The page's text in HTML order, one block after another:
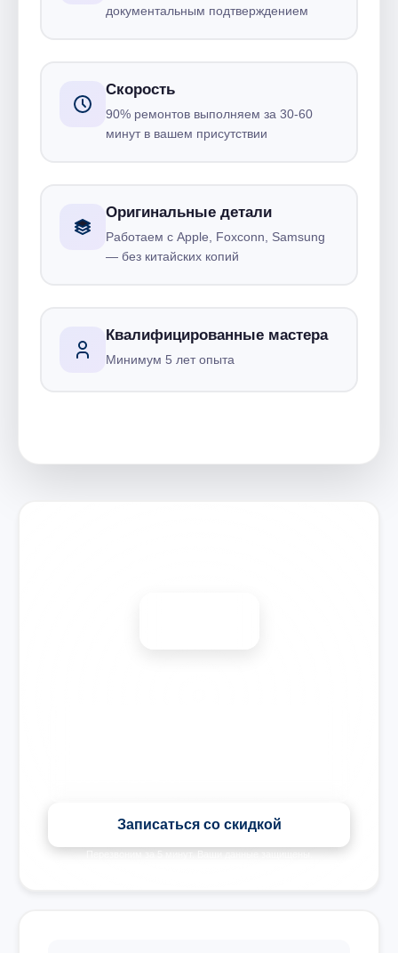
документальным подтверждением
Скорость
90% ремонтов выполняем за 30-60
минут в вашем присутствии
Оригинальные детали
Работаем с Apple, Foxconn, Samsung
— без китайских копий
Квалифицированные мастера
Минимум 5 лет опыта
Записаться со скидкой